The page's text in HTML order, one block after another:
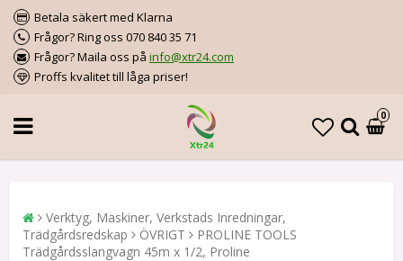
Betala säkert med Klarna
Frågor? Ring oss 070 840 35 71
Frågor? Maila oss på info@xtr24.com
Proffs kvalitet till låga priser!
0
Verktyg, Maskiner, Verkstads Inredningar,
Trädgårdsredskap
ÖVRIGT
PROLINE TOOLS
Trädgårdsslangvagn 45m x 1/2, Proline